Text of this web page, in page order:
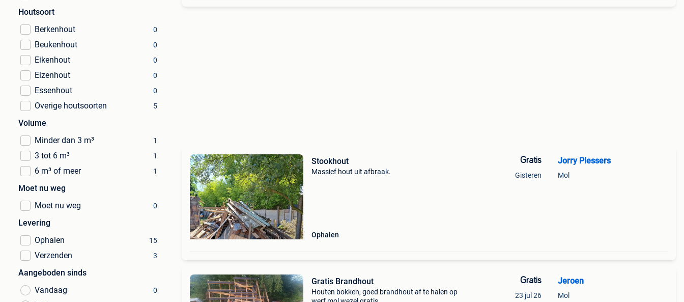
Houtsoort
Berkenhout
0
Beukenhout 0
Eikenhout 0
Elzenhout 0
Essenhout 0
Overige houtsoorten 5
Volume
Minder dan 3 m³
1
3 tot 6 m³ 1
6 m³ of meer 1
Moet nu weg
Moet nu weg
0
Levering
Ophalen
15
Verzenden 3
Aangeboden sinds
Vandaag
0
Stookhout
Massief hout uit afbraak.
Ophalen
Gratis
Gisteren
Jorry Plessers
Mol
Gratis Brandhout
Houten bokken, goed brandhout af te halen op
Gratis
23 jul 26
Jeroen
Mol